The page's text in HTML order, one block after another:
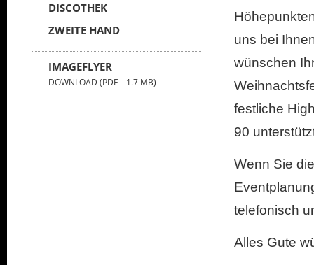
uns bei
wünschen
festliche
90
Wenn Sie
telefonisch
Alles Gute
DISCOTHEK
ZWEITE HAND
IMAGEFLYER
DOWNLOAD (PDF – 1.7 MB)